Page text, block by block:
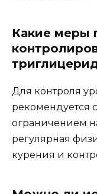
Какие меры
Для контроля
рекомендуется
ограничением
регулярная
курения и